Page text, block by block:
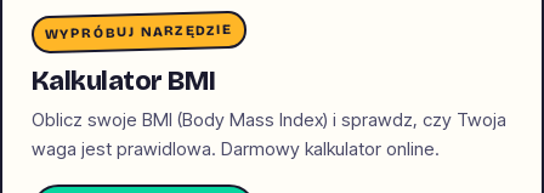
WYPRÓBUJ NARZĘDZIE
Kalkulator BMI
Oblicz swoje BMI (Body Mass Index) i sprawdz, czy Twoja
waga jest prawidlowa. Darmowy kalkulator online.